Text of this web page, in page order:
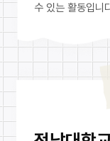
수 있는 활동입니